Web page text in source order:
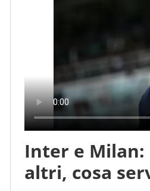
Inter e Milan:
altri, cosa